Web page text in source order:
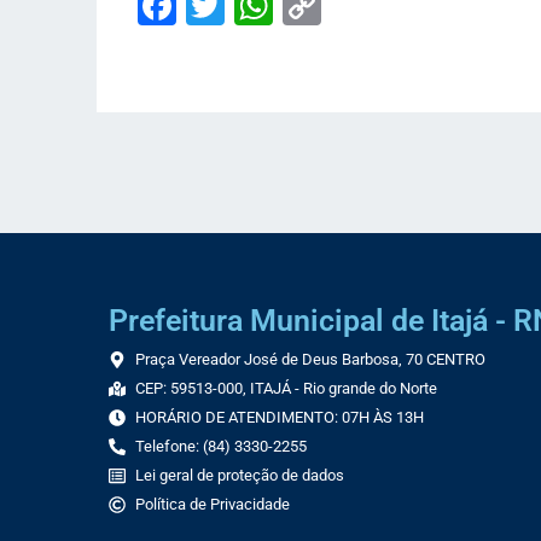
Prefeitura Municipal de Itajá -
Praça Vereador José de Deus Barbosa, 70 CENTRO
CEP: 59513-000, ITAJÁ - Rio grande do Norte
HORÁRIO DE ATENDIMENTO: 07H ÀS 13H
Telefone: (84) 3330-2255
Lei geral de proteção de dados
Política de Privacidade